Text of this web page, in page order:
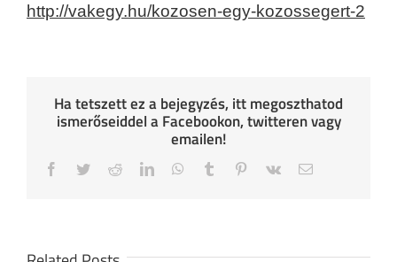
http://vakegy.hu/kozosen-egy-kozossegert-2
Ha tetszett ez a bejegyzés, itt megoszthatod
ismerőseiddel a Facebookon, twitteren vagy
emailen!
Facebook
TwitterRedditLinkedInWhatsApp
Tumblr Pinterest
Vk Email